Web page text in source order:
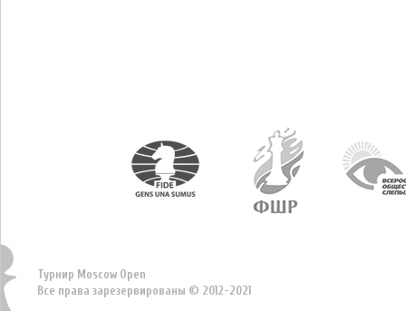
Турнир Moscow Open
Все права зарезервированы © 2012-2021